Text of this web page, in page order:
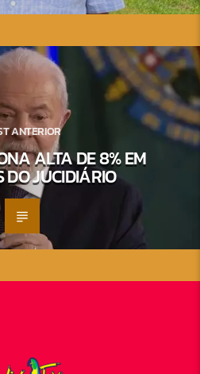
ANTERIOR
ALTA DE 8% EM
JUCIDIÁRIO